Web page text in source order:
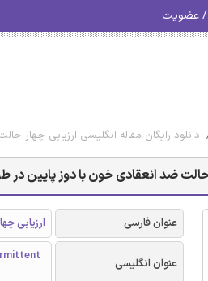
/ عضویت
دانلود رایگان مقاله انگلیسی ارزیابی چهار
ضد انعقادی خون با دوز پایین در
عنوان فارسی ارزیابی
عنوان انگلیسی